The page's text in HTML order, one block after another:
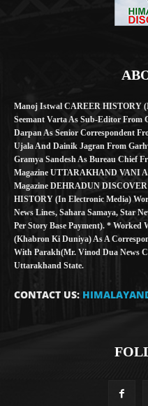
Manoj Istwal CAREER HISTORY
Seemant Varta As Sub-Editor
Darpan As Senior Correspondent
Ujala And Dainik Jagran From
Gramya Sandesh As Bureau Chief
Magazine UTTARAKHAND VANI
Magazine DEHRADUN
HISTORY (in Electronic Media)
News Lines, Sahara Samaya, Star
Per Story Base Payment). *
(Khabron Ki Duniya) As A
With Parakh(Mr. Vinod Dua News
Uttarakhand State.
CONTACT US: